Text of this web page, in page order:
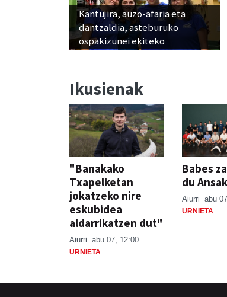
Kantujira, auzo-afaria eta
dantzaldia, asteburuko
ospakizunei ekiteko
Ikusienak
"Banakako
Txapelketan
jokatzeko nire
eskubidea
aldarrikatzen dut"
Aiurri abu 07, 12:00
URNIETA
Babes
du Ansak
Aiurri abu
URNIETA